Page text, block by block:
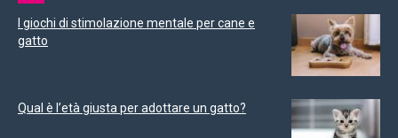
I giochi di stimolazione mentale per cane e
gatto
Qual è l’età giusta per adottare un gatto?